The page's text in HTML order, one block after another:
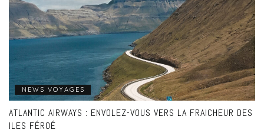
NEWS VOYAGES
ATLANTIC AIRWAYS : ENVOLEZ-VOUS VERS LA FRAICHEUR DES
ILES FÉROÉ